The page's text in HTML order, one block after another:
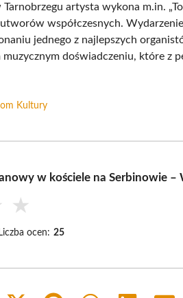
artysta wykona m.in.
współczesnych.
jednego z najlepszych
doświadczeniu, które z
Kultury
w kościele na Serbinowie –
★
Liczba ocen: 25